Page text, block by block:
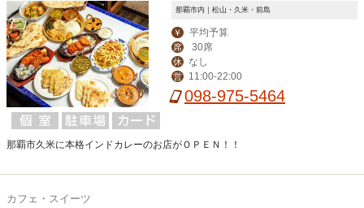
那覇市内｜松山・久米・前島
￥ 平均予算
席 30席
休 なし
営 11:00-22:00
098-975-5464
那覇市久米に本格インドカレーのお店がＯＰＥＮ！！
カフェ・スイーツ